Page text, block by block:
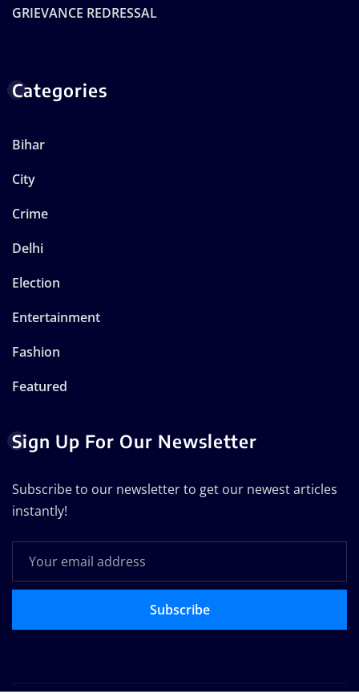
GRIEVANCE REDRESSAL
Categories
Bihar
City
Crime
Delhi
Election
Entertainment
Fashion
Featured
Sign Up For Our Newsletter
Subscribe to our newsletter to get our newest articles
instantly!
Subscribe